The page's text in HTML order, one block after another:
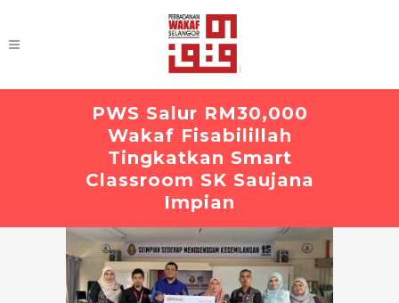
PWS Salur RM30,000
Wakaf Fisabilillah
Tingkatkan Smart
Classroom SK Saujana
Impian